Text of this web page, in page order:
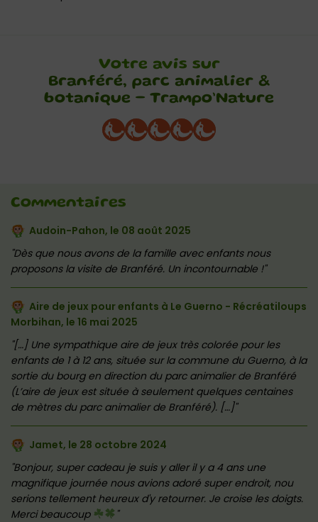
Votre avis sur
Branféré, parc animalier &
botanique – Trampo’Nature
Commentaires
Audoin-Pahon, le 08 août 2025
Dès que nous avons de la famille avec enfants nous
proposons la visite de Branféré. Un incontournable !
Aire de jeux pour enfants à Le Guerno - Récréatiloups
Morbihan, le 16 mai 2025
[…] Une sympathique aire de jeux très colorée pour les
enfants de 1 à 12 ans, située sur la commune du Guerno, à la
sortie du bourg en direction du parc animalier de Branféré
(L’aire de jeux est située à seulement quelques centaines
de mètres du parc animalier de Branféré). […]
Jamet, le 28 octobre 2024
Bonjour, super cadeau je suis y aller il y a 4 ans une
magnifique journée nous avions adoré super endroit, nou
serions tellement heureux d'y retourner. Je croise les doigts.
Merci beaucoup